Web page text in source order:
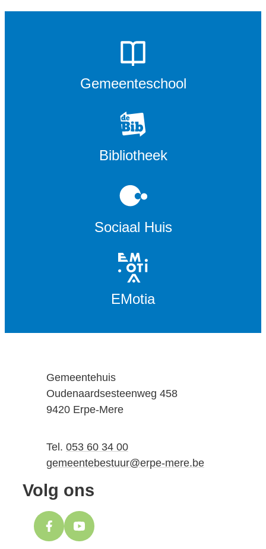
Gemeenteschool
Bibliotheek
Sociaal Huis
EMotia
AdresGemeentehuis
Oudenaardsesteenweg 458
,9420 Erpe-Mere
053 60 34 00
E-mailgemeentebestuur@erpe-mere.be
Volg ons
FacebookYouTube